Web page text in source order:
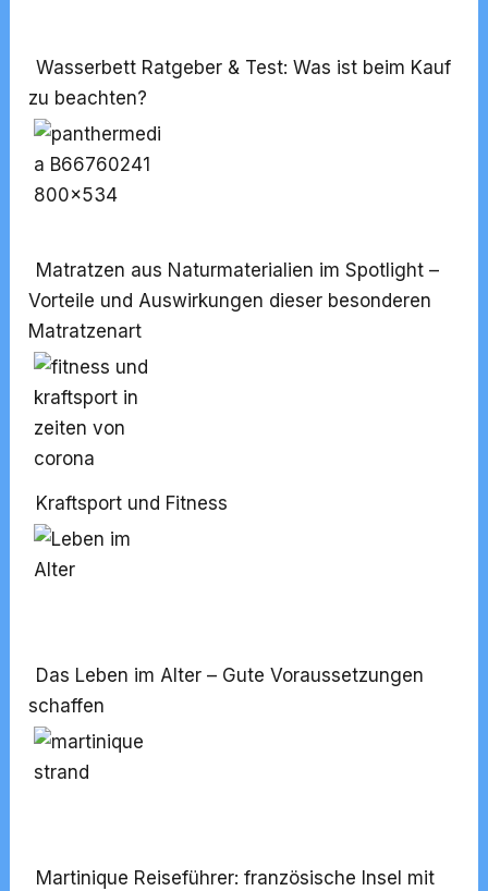
p
Wasserbett Ratgeber & Test: Was ist beim Kauf
zu beachten?
Matratzen aus Naturmaterialien im Spotlight –
Vorteile und Auswirkungen dieser besonderen
Matratzenart
Kraftsport und Fitness
Das Leben im Alter – Gute Voraussetzungen
schaffen
Martinique Reiseführer: französische Insel mit